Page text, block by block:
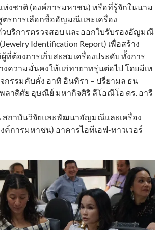
ห่งชาติ (องค์การมหาชน) หรือที่รู้จักในนาม
ตรการเลือกซื้ออัญมณีและเครื่อง
วบริการตรวจสอบ และออกใบรับรองอัญมณี
Identification Report) เพื่อสร้าง
ที่ต้องการเก็บสะสมเครื่องประดับ ทั้งการ
งความมั่นคงให้แก่ทายาทรุ่นต่อไป โดยมีเห
กรรมคับคั่ง อาทิ อินทิรา – ปรียามล ธน
าดิศัย อุษณีย์ มหากิจศิริ ลีโอณีโอ ดร. อารี
สถาบันวิจัยและพัฒนาอัญมณีและเครื่อง
ค์การมหาชน) อาคารไอทีเอฟ-ทาวเวอร์